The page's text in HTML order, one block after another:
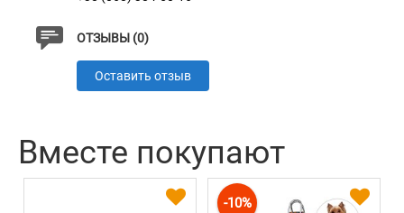
ОТЗЫВЫ (0)
Оставить отзыв
Вместе покупают
-10%